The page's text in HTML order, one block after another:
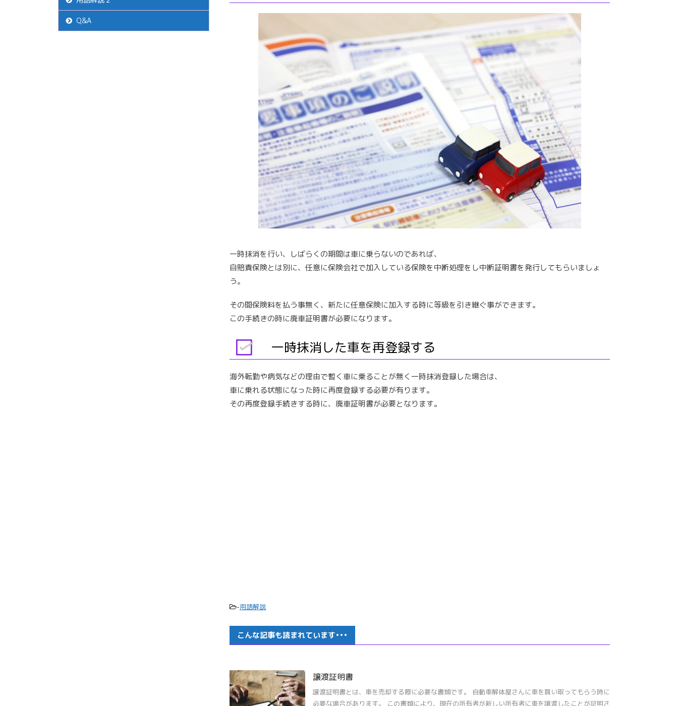
一時抹消を行い、しばらくの期間は車に乗らないのであれば、
自賠責保険とは別に、任意に保険会社で加入している保険を中断処理をし中断証明書を発行してもらいましょ
う。
その間保険料を払う事無く、新たに任意保険に加入する時に等級を引き継ぐ事ができます。
この手続きの時に廃車証明書が必要になります。
一時抹消した車を再登録する
海外転勤や病気などの理由で暫く車に乗ることが無く一時抹消登録した場合は、
車に乗れる状態になった時に再度登録する必要が有ります。
その再度登録手続きする時に、廃車証明書が必要となります。
-用語解説
こんな記事も読まれています•••
譲渡証明書
譲渡証明書とは、車を売却する際に必要な書類です。 自動車解体屋さんに車を買い取ってもらう時に
必要な場合があります。 この書類により、現在の所有者が新しい所有者に車を譲渡したことが証明さ
Q&A